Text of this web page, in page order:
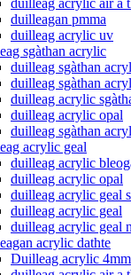
duilleag acrylic air a
duilleagan pmma
duilleag acrylic uv
sgàthan acrylic
duilleag sgàthan
duilleag sgàthan
duilleag acrylic
duilleag acrylic opal
duilleag sgàthan
acrylic geal
duilleag acrylic
duilleag acrylic opal
duilleag acrylic geal
duilleag acrylic geal
duilleag acrylic geal
acrylic dathte
Duilleag acrylic